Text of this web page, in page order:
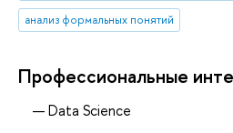
анализ формальных понятий
Профессиональные
Data Science